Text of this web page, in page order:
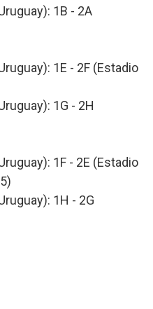
1B - 2A
1E - 2F (Estadio
1G - 2H
1F - 2E (Estadio
1H - 2G